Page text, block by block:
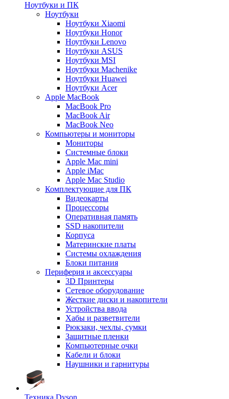
Ноутбуки и ПК
Ноутбуки
Ноутбуки Xiaomi
Ноутбуки Honor
Ноутбуки Lenovo
Ноутбуки ASUS
Ноутбуки MSI
Ноутбуки Machenike
Ноутбуки Huawei
Ноутбуки Acer
Apple MacBook
MacBook Pro
MacBook Air
MacBook Neo
Компьютеры и мониторы
Мониторы
Системные блоки
Apple Mac mini
Apple iMac
Apple Mac Studio
Комплектующие для ПК
Видеокарты
Процессоры
Оперативная память
SSD накопители
Корпуса
Материнские платы
Системы охлаждения
Блоки питания
Периферия и аксессуары
3D Принтеры
Сетевое оборудование
Жесткие диски и накопители
Устройства ввода
Хабы и разветвители
Рюкзаки, чехлы, сумки
Защитные пленки
Компьютерные очки
Кабели и блоки
Наушники и гарнитуры
Техника Dyson